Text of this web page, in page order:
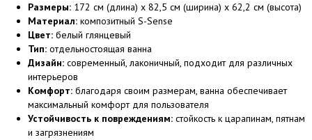
Размеры: 172 см (длина) x 82,5 см (ширина) x 62,2 см (высота)
Материал: композитный S-Sense
Цвет: белый глянцевый
Тип: отдельностоящая ванна
Дизайн: современный, лаконичный, подходит для различных
интерьеров
Комфорт: благодаря своим размерам, ванна обеспечивает
максимальный комфорт для пользователя
Устойчивость к повреждениям: стойкость к царапинам, пятнам
и загрязнениям